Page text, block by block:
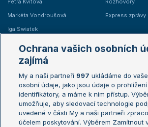
Petra Kvitová
Markéta Vondroušová
Iga Swiatek
Rozhovory
Express zprávy
Žebříčky
Žebříček ATP (muži)
Žebříček WTA (ženy)
Sázkařský žebříček
Australian Open
French Open
Wimbledon
US Open
Ochrana vašich osobních
zajímá
My a naši partneři 997 ukládáme do
osobní údaje, jako jsou údaje o
identifikátory, a máme k nim přístup.
umožňuje, aby sledovací technologie
uvedené v části My a naši partneři
účelem poskytování. Výběrem Zamítnout